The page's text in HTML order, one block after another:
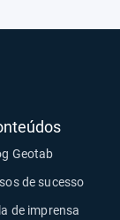
Geotab
de sucesso
de imprensa